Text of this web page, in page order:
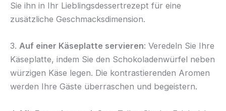
Sie ihn in Ihr Lieblingsdessertrezept für eine
zusätzliche Geschmacksdimension.
3. Auf einer Käseplatte servieren: Veredeln Sie Ihre
Käseplatte, indem Sie den Schokoladenwürfel neben
würzigen Käse legen. Die kontrastierenden Aromen
werden Ihre Gäste überraschen und begeistern.